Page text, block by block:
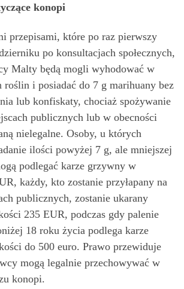
konopi
przepisami, które po raz pierwszy
po konsultacjach społecznych,
Malty będą mogli wyhodować w
roślin i posiadać do 7 g marihuany bez
lub konfiskaty, chociaż spożywanie
publicznych lub w obecności
nielegalne. Osoby, u których
ilości powyżej 7 g, ale mniejszej
podlegać karze grzywny w
każdy, kto zostanie przyłapany na
publicznych, zostanie ukarany
235 EUR, podczas gdy palenie
18 roku życia podlega karze
do 500 euro. Prawo przewiduje
mogą legalnie przechowywać w
konopi.